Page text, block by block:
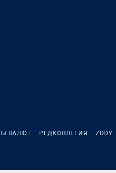
ВАЛЮТ РЕДКОЛЛЕГИЯ ZODY